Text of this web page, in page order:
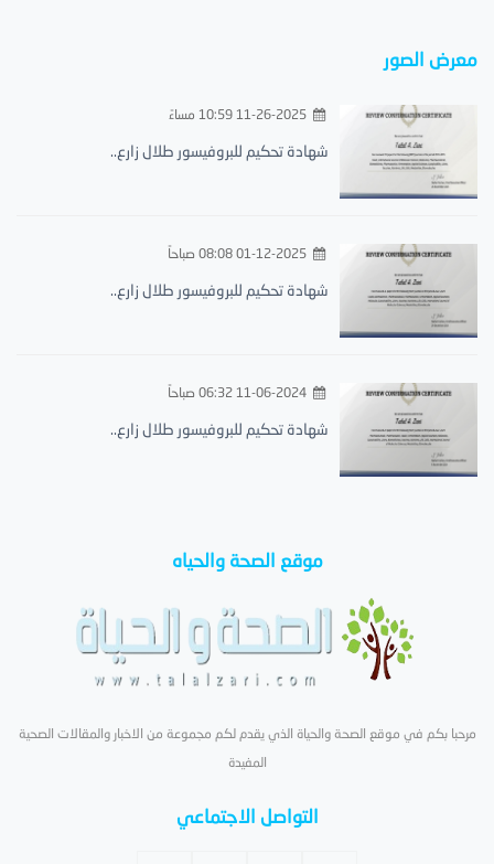
معرض الصور
11-26-2025 10:59 مساءً
شهادة تحكيم للبروفيسور طلال زارع..
01-12-2025 08:08 صباحاً
شهادة تحكيم للبروفيسور طلال زارع..
11-06-2024 06:32 صباحاً
شهادة تحكيم للبروفيسور طلال زارع..
موقع الصحة والحياه
مرحبا بكم في موقع الصحة والحياة الذي يقدم لكم مجموعة من الاخبار والمقالات الصحية
المفيدة
التواصل الاجتماعي